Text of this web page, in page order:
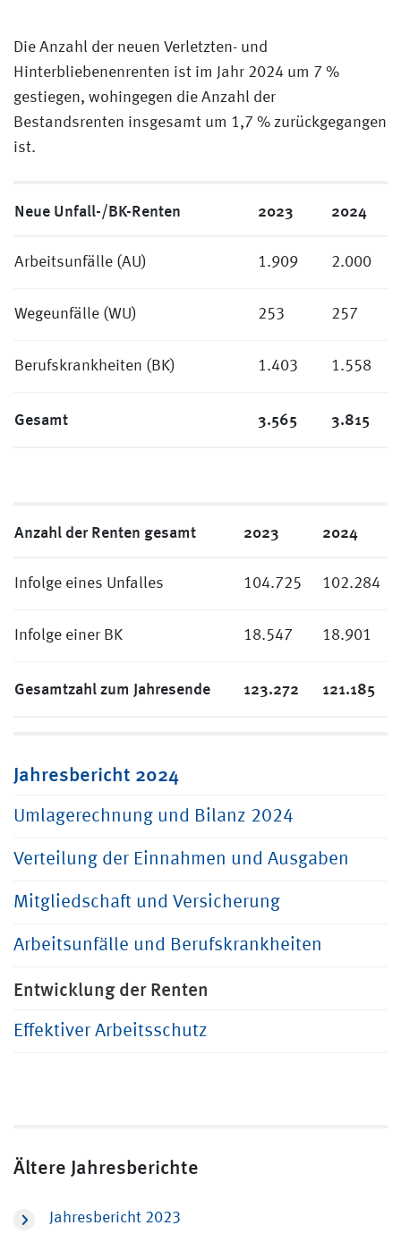
Die Anzahl der neuen Verletzten- und
Hinterbliebenenrenten ist im Jahr 2024 um 7 %
gestiegen, wohingegen die Anzahl der
Bestandsrenten insgesamt um 1,7 % zurückgegangen
ist.
Neue Unfall-/BK-Renten 2023 2024
Arbeitsunfälle (AU) 1.909 2.000
Wegeunfälle (WU) 253 257
Berufskrankheiten (BK) 1.403 1.558
Gesamt 3.565 3.815
Anzahl der Renten gesamt 2023 2024
Infolge eines Unfalles 104.725 102.284
Infolge einer BK 18.547 18.901
Gesamtzahl zum Jahresende 123.272 121.185
Jahresbericht 2024
Umlagerechnung und Bilanz 2024
Verteilung der Einnahmen und Ausgaben
Mitgliedschaft und Versicherung
Arbeitsunfälle und Berufskrankheiten
Entwicklung der Renten
Effektiver Arbeitsschutz
Ältere Jahresberichte
Jahresbericht 2023